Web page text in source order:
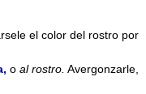
el color del rostro por
o al rostro. Avergonzarle,